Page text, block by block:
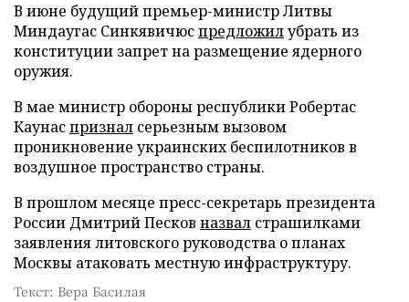
В июне будущий премьер-министр Литвы
Миндаугас Синкявичюспредложилубрать из
конституции запрет на размещение ядерного
оружия.
В мае министр обороны республики Робертас
Каунаспризнал серьезным вызовом
проникновение украинских беспилотников в
воздушное пространство страны.
В прошлом месяце пресс-секретарь президента
России Дмитрий Песков назвал страшилками
заявления литовского руководства о планах
Москвы атаковать местную инфраструктуру.
Текст: Вера Басилая